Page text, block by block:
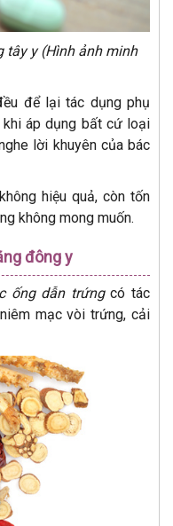
tây y (Hình ảnh minh
để lại tác dụng phụ
khi áp dụng bất cứ loại
lời khuyên của bác
hiệu quả, còn tốn
không mong muốn.
đông y
ống dẫn trứngcó tác
mạc vòi trứng, cải